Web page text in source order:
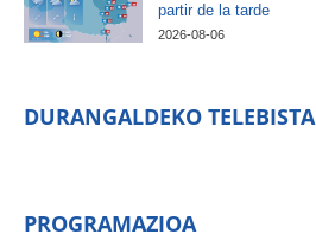
partir de la tarde
2026-08-06
DURANGALDEKO TELEBISTA
PROGRAMAZIOA